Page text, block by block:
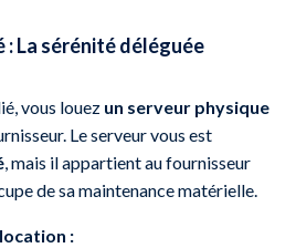
La sérénité déléguée
vous louez un serveur physique
Le serveur vous est
, mais il appartient au fournisseur
de sa maintenance matérielle.
: